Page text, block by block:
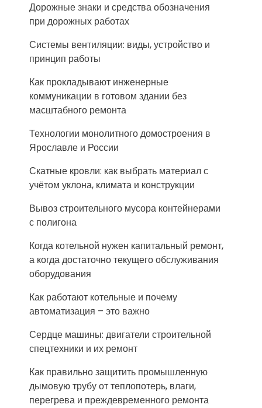
Дорожные знаки и средства обозначения
при дорожных работах
Системы вентиляции: виды, устройство и
принцип работы
Как прокладывают инженерные
коммуникации в готовом здании без
масштабного ремонта
Технологии монолитного домостроения в
Ярославле и России
Скатные кровли: как выбрать материал с
учётом уклона, климата и конструкции
Вывоз строительного мусора контейнерами
с полигона
Когда котельной нужен капитальный ремонт,
а когда достаточно текущего обслуживания
оборудования
Как работают котельные и почему
автоматизация – это важно
Сердце машины: двигатели строительной
спецтехники и их ремонт
Как правильно защитить промышленную
дымовую трубу от теплопотерь, влаги,
перегрева и преждевременного ремонта